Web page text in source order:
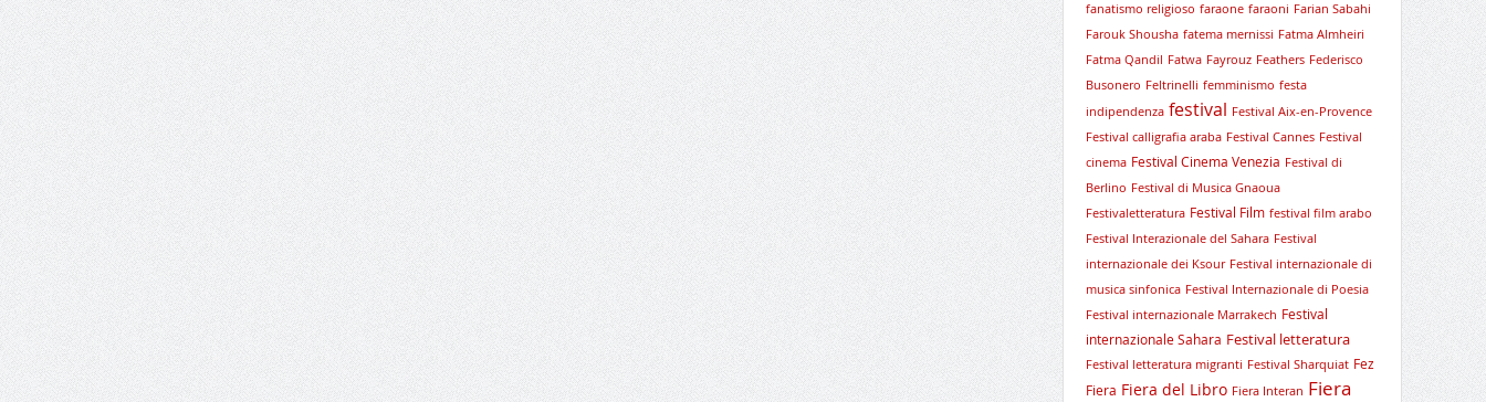
fanatismo religioso faraone faraoni Farian Sabahi
Farouk Shousha fatema mernissi Fatma Almheiri
Fatma Qandil Fatwa Fayrouz Feathers Federisco
Busonero Feltrinelli femminismo festa
indipendenza festival Festival Aix-en-Provence
Festival calligrafia araba Festival Cannes Festival
cinema Festival Cinema Venezia Festival di
Berlino Festival di Musica Gnaoua
Festivaletteratura Festival Film festival film arabo
Festival Interazionale del Sahara Festival
internazionale dei Ksour Festival internazionale di
musica sinfonica Festival Internazionale di Poesia
Festival internazionale Marrakech Festival
internazionale Sahara Festival letteratura
Festival letteratura migranti Festival Sharquiat Fez
Fiera Fiera del Libro Fiera Interan Fiera